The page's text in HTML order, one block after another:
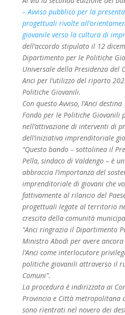
– Avviso pubblico per la
progettuali rivolte
giovanile verso la cultura di
dell’accordo stipulato il 12
Dipartimento per le Politiche
Universale della Presidenza del
Anci per l’utilizzo del riparto
Politiche Giovanili.
Con questo Avviso, l’Anci
Fondo per le Politiche Giovanili
nell’attivazione di interventi di
dell’iniziativa imprenditoriale
“Questo bando – sottolinea il
Pella, sindaco di Valdengo – è
abbraccia l’importanza del
imprenditoriale di giovani che
fattivamente al rilancio del
progettuali legate al territorio
crescita della comunità
“Anci ringrazia il Dipartimento
Ministro Abodi per avere
l’Anci come interlocutore
politiche giovanili attraverso il
Comuni”.
La procedura è indirizzata ai
Provincia e Città metropolitana
sono rientrati nel novero dei